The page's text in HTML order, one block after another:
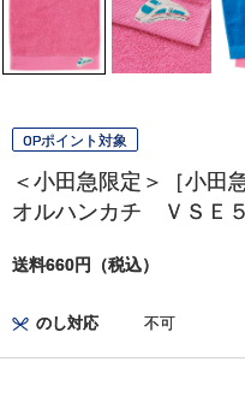
OPポイント対象
＜小田急限定＞［小田
オルハンカチ ＶＳＥ
送料660円（税込）
のし対応 不可